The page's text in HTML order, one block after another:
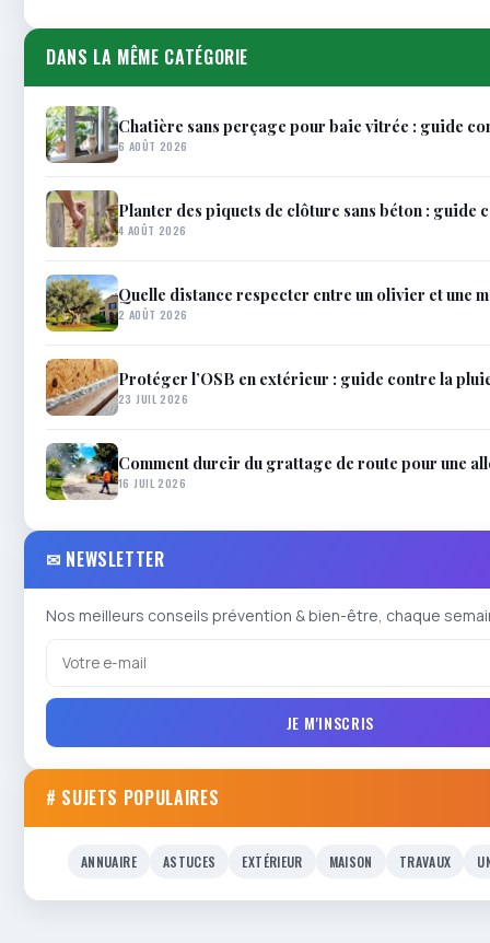
DANS LA MÊME CATÉGORIE
Chatière sans perçage pour baie vitrée : guide
6 AOÛT 2026
Planter des piquets de clôture sans béton : guide
4 AOÛT 2026
Quelle distance respecter entre un olivier et une
2 AOÛT 2026
Protéger l’OSB en extérieur : guide contre la
23 JUIL 2026
Comment durcir du grattage de route pour une
16 JUIL 2026
✉ NEWSLETTER
Nos meilleurs conseils prévention & bien-être, chaque
JE M'INSCRIS
# SUJETS POPULAIRES
ANNUAIRE ASTUCES EXTÉRIEUR MAISON TRAVAUX